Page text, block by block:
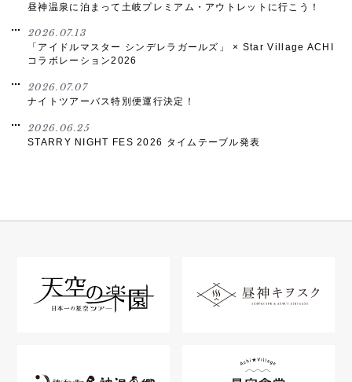
昼神温泉に泊まって土岐プレミアム・アウトレットに行こう！
2026.07.13
「アイドルマスター シンデレラガールズ」 × Star Village ACHI
コラボレーション2026
2026.07.07
ナイトツアーバス特別便運行決定！
2026.06.25
STARRY NIGHT FES 2026 タイムテーブル発表